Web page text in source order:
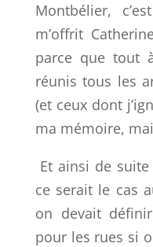
Montbélier,
m’offrit
parce que tout
réunis tous les
(et ceux dont
ma mémoire,
Et ainsi de
ce serait le cas
on devait
pour les rues si